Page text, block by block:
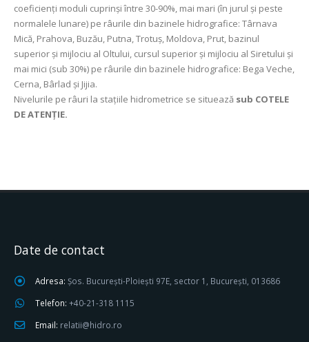
coeficienţi moduli cuprinşi între 30-90%, mai mari (în jurul și peste
normalele lunare) pe râurile din bazinele hidrografice: Târnava
Mică, Prahova, Buzău, Putna, Trotuș, Moldova, Prut, bazinul
superior și mijlociu al Oltului, cursul superior și mijlociu al Siretului şi
mai mici (sub 30%) pe râurile din bazinele hidrografice: Bega Veche,
Cerna, Bârlad și Jijia.
Nivelurile pe râuri la stațiile hidrometrice se situează sub COTELE
DE ATENȚIE.
Date de contact
Adresa: Șos. București-Ploiești 97E, sector 1, București, 013686
Telefon: +40-21-318 1115
Email: relatii@hidro.ro